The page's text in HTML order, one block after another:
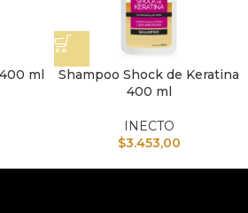
ml
Shampoo Shock de Keratina
400 ml
INECTO
$3.453,00